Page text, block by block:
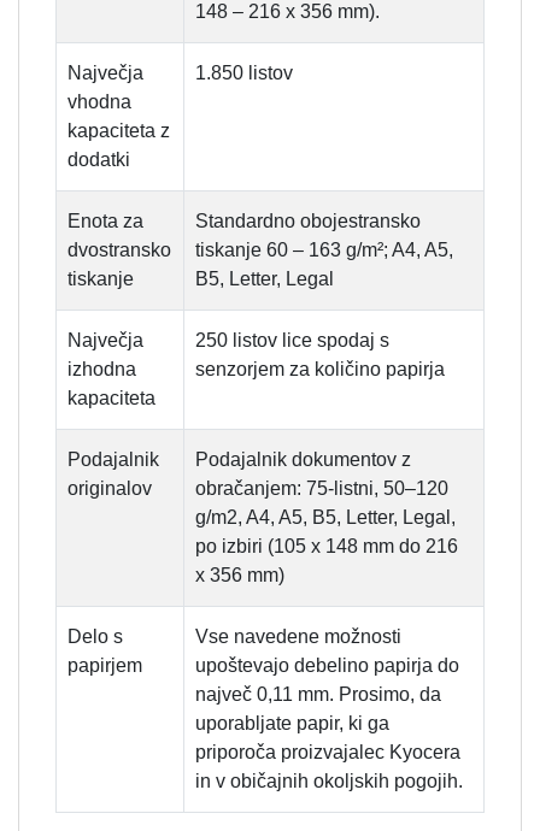
148 – 216 x 356 mm).
Največja
vhodna
kapaciteta z
dodatki
1.850 listov
Enota za
dvostransko
tiskanje
Standardno obojestransko
tiskanje 60 – 163 g/m²; A4, A5,
B5, Letter, Legal
Največja
izhodna
kapaciteta
250 listov lice spodaj s
senzorjem za količino papirja
Podajalnik
originalov
Podajalnik dokumentov z
obračanjem: 75-listni, 50–120
g/m2, A4, A5, B5, Letter, Legal,
po izbiri (105 x 148 mm do 216
x 356 mm)
Delo s
papirjem
Vse navedene možnosti
upoštevajo debelino papirja do
največ 0,11 mm. Prosimo, da
uporabljate papir, ki ga
priporoča proizvajalec Kyocera
in v običajnih okoljskih pogojih.